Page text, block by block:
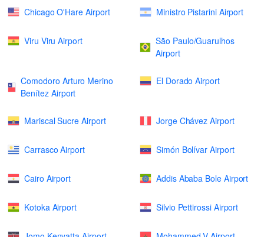
Chicago O'Hare Airport Ministro Pistarini Airport
Viru Viru Airport
São Paulo/Guarulhos
Airport
Comodoro Arturo Merino
Benítez Airport
El Dorado Airport
Mariscal Sucre Airport Jorge Chávez Airport
Carrasco Airport Simón Bolívar Airport
Cairo Airport Addis Ababa Bole Airport
Kotoka Airport Silvio Pettirossi Airport